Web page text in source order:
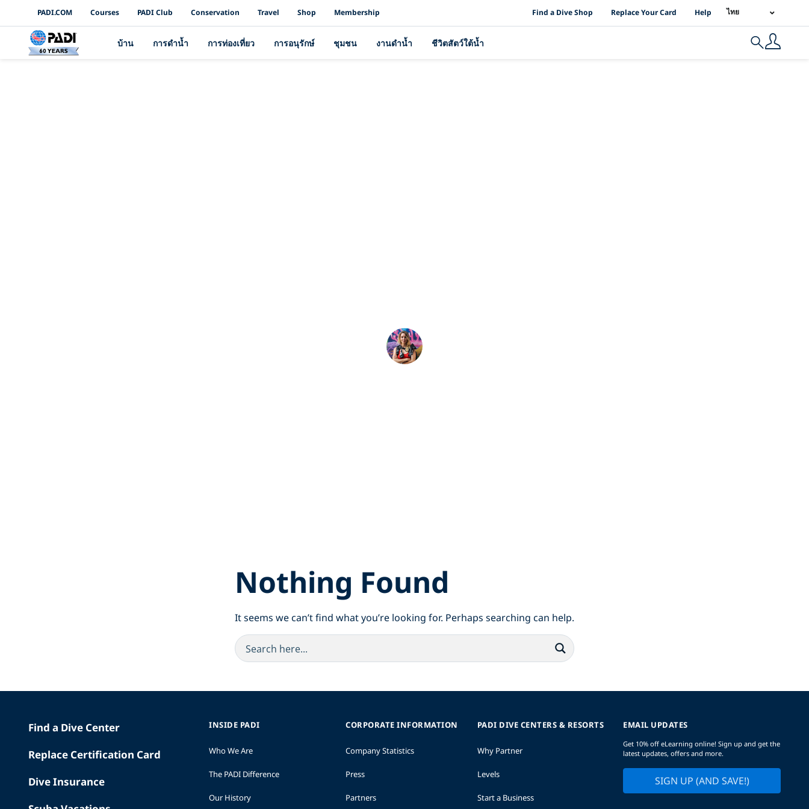
PADI Channels
PADI.COM Courses PADI Club Conservation Travel Shop Membership PADI Location Links
Find a Dive Shop Replace Your Card Help ไทย
บ้าน การดำน้ำ การท่องเที่ยว การอนุรักษ์ ชุมชน งานดำน้ำ ชีวิตสัตว์ใต้น้ำ Search
Nothing Found
It seems we can’t find what you’re looking for. Perhaps searching can help.
EMAIL UPDATES
Get 10% off eLearning online! Sign up and get the
latest updates, offers and more.
SIGN UP (AND SAVE!)
Find a Dive Center
Replace Certification Card
Dive Insurance
INSIDE PADI
Who We Are
The PADI Difference
Our History
CORPORATE INFORMATION
Company Statistics
Press
Partners
PADI DIVE CENTERS & RESORTS
Why Partner
Levels
Start a Business